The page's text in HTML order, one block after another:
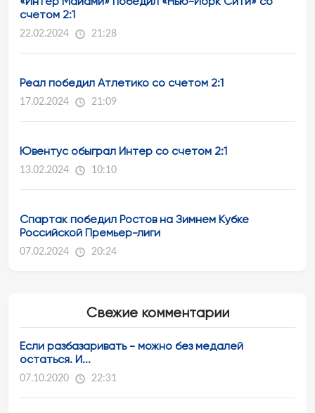
счетом 2:1
22.02.2024 21:28
Реал победил Атлетико со счетом 2:1
17.02.2024 21:09
Ювентус обыграл Интер со счетом 2:1
13.02.2024 10:10
Спартак победил Ростов на Зимнем Кубке
Российской Премьер-лиги
07.02.2024 20:24
Свежие комментарии
Если разбазаривать - можно без медалей
остаться. И...
07.10.2020 22:31